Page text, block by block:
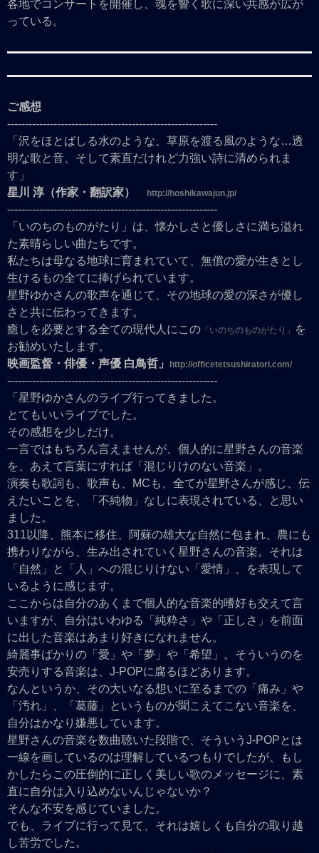
各地でコンサートを開催し、魂を響く歌に深い共感が広が
っている。
ご感想
-----------------------------------------------------------
「沢をほとばしる水のような、草原を渡る風のような…透
明な歌と音、そして素直だけれど力強い詩に清められま
す」
星川 淳（作家・翻訳家）
http://hoshikawajun.jp/
-----------------------------------------------------------
「いのちのものがたり」は、懐かしさと優しさに満ち溢れ
た素晴らしい曲たちです。
私たちは母なる地球に育まれていて、無償の愛が生きとし
生けるもの全てに捧げられています。
星野ゆかさんの歌声を通じて、その地球の愛の深さが優し
さと共に伝わってきます。
癒しを必要とする全ての現代人にこの 「いのちのものがたり」
を
お勧めいたします。
映画監督・俳優・声優 白鳥哲」
http://officetetsushiratori.com/
-----------------------------------------------------------
「星野ゆかさんのライブ行ってきました。
とてもいいライブでした。
その感想を少しだけ。
一言ではもちろん言えませんが、個人的に星野さんの音楽
を、あえて言葉にすれば「混じりけのない音楽」。
演奏も歌詞も、歌声も、MCも、全てが星野さんが感じ、伝
えたいことを、「不純物」なしに表現されている、と思い
ました。
311以降、熊本に移住、阿蘇の雄大な自然に包まれ、農にも
携わりながら、生み出されていく星野さんの音楽。それは
「自然」と「人」への混じりけない「愛情」、を表現して
いるように感じます。
ここからは自分のあくまで個人的な音楽的嗜好も交えて言
いますが、自分はいわゆる「純粋さ」や「正しさ」を前面
に出した音楽はあまり好きになれません。
綺麗事ばかりの「愛」や「夢」や「希望」。そういうのを
安売りする音楽は、J-POPに腐るほどあります。
なんというか、その大いなる想いに至るまでの「痛み」や
「汚れ」、「葛藤」というものが聞こえてこない音楽を、
自分はかなり嫌悪しています。
星野さんの音楽を数曲聴いた段階で、そういうJ-POPとは
一線を画しているのは理解しているつもりでしたが、もし
かしたらこの圧倒的に正しく美しい歌のメッセージに、素
直に自分は入り込めないんじゃないか？
そんな不安を感じていました。
でも、ライブに行って見て、それは嬉しくも自分の取り越
し苦労でした。